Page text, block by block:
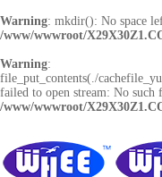
Warning: mkdir(): No space
/www/wwwroot/
Warning:
file_put_contents(./
failed to open stream: No
/www/wwwroot/